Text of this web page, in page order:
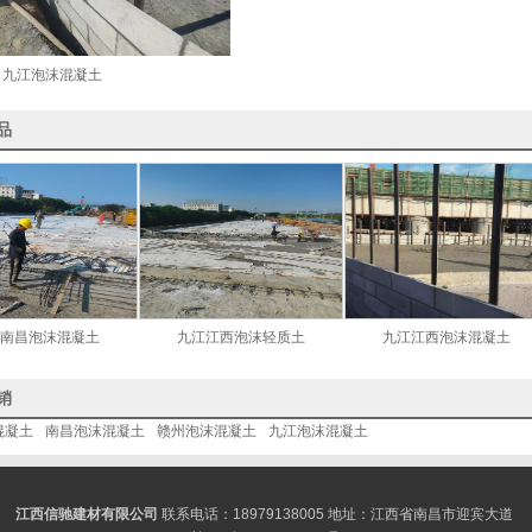
九江泡沫混凝土
昌泡沫混凝土 九江江西泡沫轻质土 九江江西泡沫混凝土
凝土 南昌泡沫混凝土 赣州泡沫混凝土 九江泡沫混凝土
江西信驰建材有限公司 联系电话：18979138005 地址：江西省南昌市迎宾大道